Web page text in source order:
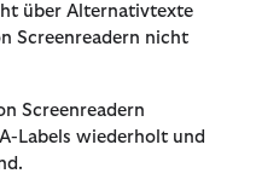
über Alternativtexte
Screenreadern nicht
Screenreadern
Labels wiederholt und